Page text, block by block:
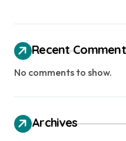
Recent
No comments to show.
Archives